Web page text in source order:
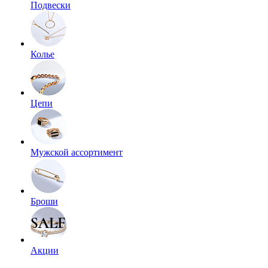
Подвески
Колье
Цепи
Мужской ассортимент
Броши
Акции